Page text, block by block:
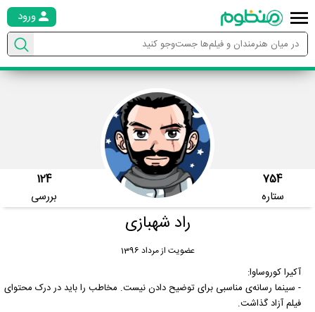
ورود
754
ستاره
124
بررسی
راد شهبازی
عضویت از مرداد 1396
آکیرا کوروساوا:
- سینما رسانه‌ی مناسبی برای توضیح دادن نیست. مخاطب را باید در درک محتوای
فیلم آزاد گذاشت.